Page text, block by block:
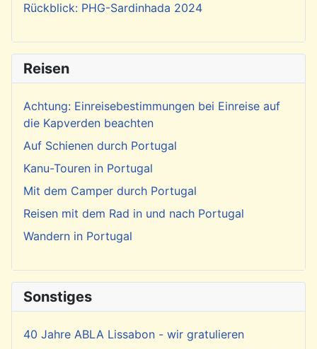
Rückblick: PHG-Sardinhada 2024
Reisen
Achtung: Einreisebestimmungen bei Einreise auf
die Kapverden beachten
Auf Schienen durch Portugal
Kanu-Touren in Portugal
Mit dem Camper durch Portugal
Reisen mit dem Rad in und nach Portugal
Wandern in Portugal
Sonstiges
40 Jahre ABLA Lissabon - wir gratulieren